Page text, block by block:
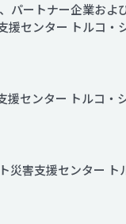
パートナー企業お
センター トルコ・
センター トルコ・
災害支援センター ト